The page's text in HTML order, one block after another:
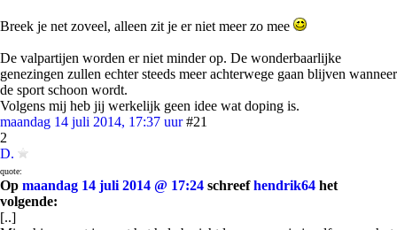
Breek je net zoveel, alleen zit je er niet meer zo mee
De valpartijen worden er niet minder op. De wonderbaarlijke
genezingen zullen echter steeds meer achterwege gaan blijven wanneer
de sport schoon wordt.
Volgens mij heb jij werkelijk geen idee wat doping is.
maandag 14 juli 2014, 17:37 uur #21
2
D.
quote:
Op maandag 14 juli 2014 @ 17:24 schreefhendrik64 het
volgende:
[..]